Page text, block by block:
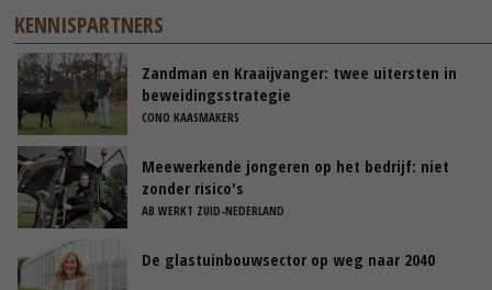
KENNISPARTNERS
Zandman en Kraaijvanger: twee uitersten in
beweidingsstrategie
CONO KAASMAKERS
Meewerkende jongeren op het bedrijf: niet
zonder risico's
AB WERKT ZUID-NEDERLAND
De glastuinbouwsector op weg naar 2040